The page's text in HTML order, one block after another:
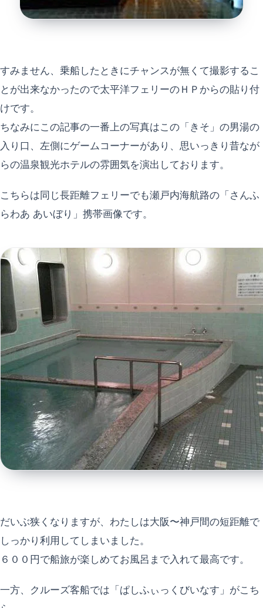
すみません、乗船したときにチャンスが無くて撮影するこ
とが出来なかったので太平洋フェリーのＨＰからの貼り付
けです。
ちなみにこの記事の一番上の写真はこの「きそ」の男湯の
入り口、左側にゲームコーナーがあり、思いっきり昔なが
らの温泉観光ホテルの雰囲気を演出しております。
こちらは同じ長距離フェリーでも瀬戸内海航路の「さんふ
らわあ あいぼり」携帯画像です。
だいぶ狭くなりますが、わたしは大阪〜神戸間の短距離で
しっかり利用してしまいました。
６００円で船旅が楽しめてお風呂まで入れて最高です。
一方、クルーズ客船では「ぱしふぃっくびいなす」がこち